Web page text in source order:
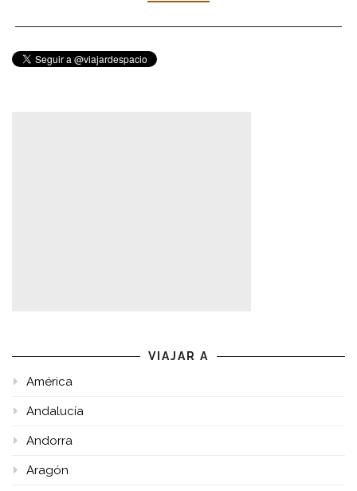
VIAJAR A
América
Andalucía
Andorra
Aragón